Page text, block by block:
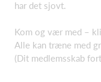
har det sjovt.
Kom og vær med –
Alle kan træne med
(Dit medlemsskab